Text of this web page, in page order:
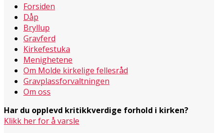
Forsiden
Dåp
Bryllup
Gravferd
Kirkefestuka
Menighetene
Om Molde kirkelige fellesråd
Gravplassforvaltningen
Om oss
Har du opplevd kritikkverdige forhold i kirken?
Klikk her for å varsle